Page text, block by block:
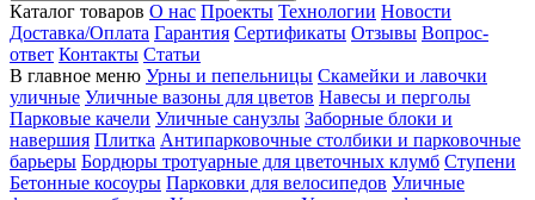
Каталог товаров О нас Проекты Технологии Новости
Доставка/Оплата Гарантия Сертификаты Отзывы Вопрос-
ответ Контакты Статьи
В главное меню Урны и пепельницы Скамейки и лавочки
уличные Уличные вазоны для цветов Навесы и перголы
Парковые качели Уличные санузлы Заборные блоки и
навершия Плитка Антипарковочные столбики и парковочные
барьеры Бордюры тротуарные для цветочных клумб Ступени
Бетонные косоуры Парковки для велосипедов Уличные